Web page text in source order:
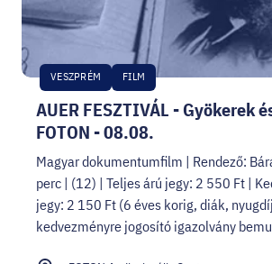
AUER FESZTIVÁL - Gyökerek
FOTON - 08.08.
VESZPRÉM FILM
Magyar dokumentumfilm | Rendező:
perc | (12) | Teljes árú jegy: 2 550 Ft |
jegy: 2 150 Ft (6 éves korig, diák,
kedvezményre jogosító igazolvány